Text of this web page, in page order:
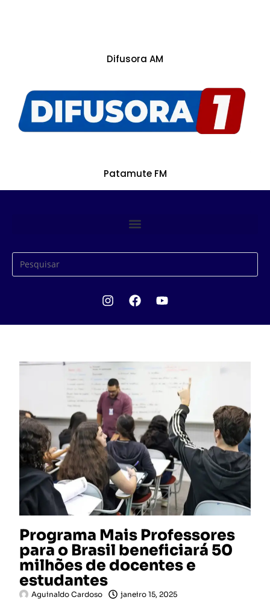
Difusora AM
Patamute FM
Programa Mais Professores
para o Brasil beneficiará 50
milhões de docentes e
estudantes
Aguinaldo Cardoso
janeiro 15, 2025